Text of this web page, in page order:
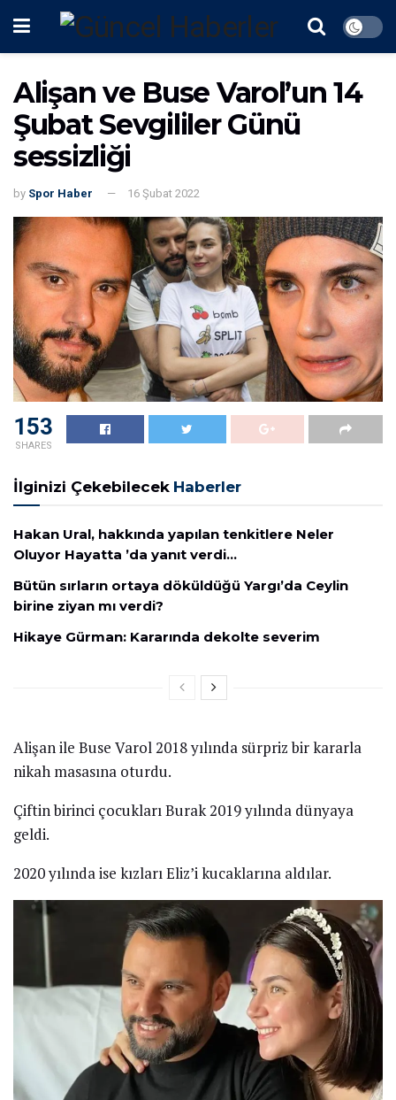
Alişan ve Buse Varol’un 14
Şubat Sevgililer Günü
sessizliği
by Spor Haber 16 Şubat 2022
153
SHARES
İlginizi Çekebilecek Haberler
Hakan Ural, hakkında yapılan tenkitlere Neler
Oluyor Hayatta ’da yanıt verdi…
Bütün sırların ortaya döküldüğü Yargı’da Ceylin
birine ziyan mı verdi?
Hikaye Gürman: Kararında dekolte severim
Alişan ile Buse Varol 2018 yılında sürpriz bir kararla
nikah masasına oturdu.
Çiftin birinci çocukları Burak 2019 yılında dünyaya
geldi.
2020 yılında ise kızları Eliz’i kucaklarına aldılar.